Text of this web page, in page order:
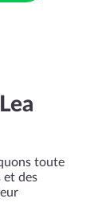
toute
et des